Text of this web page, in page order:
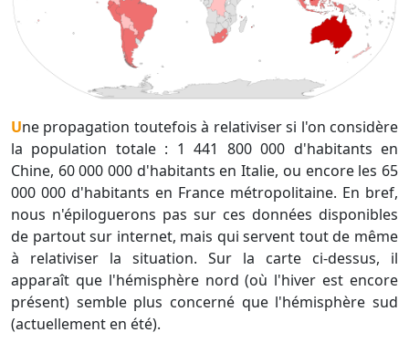
Une propagation toutefois à relativiser si l'on considère
la population totale : 1 441 800 000 d'habitants en
Chine, 60 000 000 d'habitants en Italie, ou encore les 65
000 000 d'habitants en France métropolitaine. En bref,
nous n'épiloguerons pas sur ces données disponibles
de partout sur internet, mais qui servent tout de même
à relativiser la situation. Sur la carte ci-dessus, il
apparaît que l'hémisphère nord (où l'hiver est encore
présent) semble plus concerné que l'hémisphère sud
(actuellement en été).